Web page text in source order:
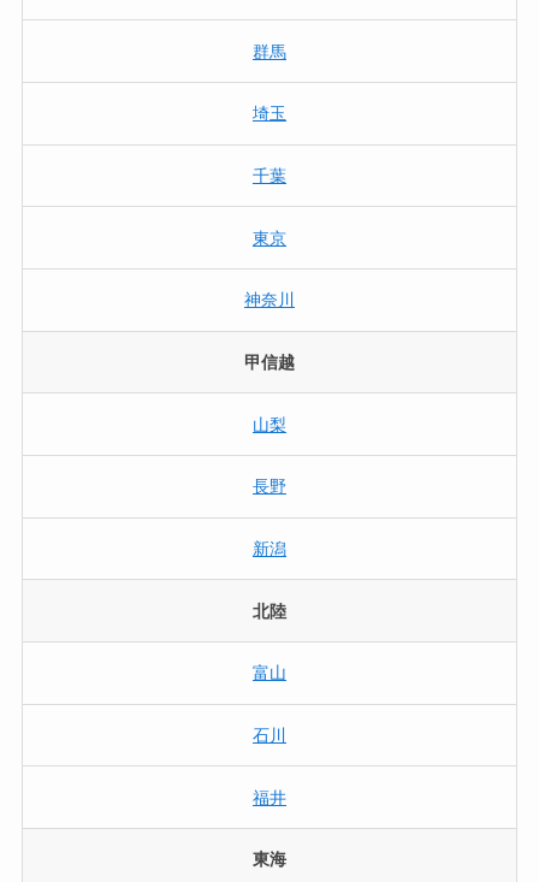
群馬
埼玉
千葉
東京
神奈川
甲信越
山梨
長野
新潟
北陸
富山
石川
福井
東海